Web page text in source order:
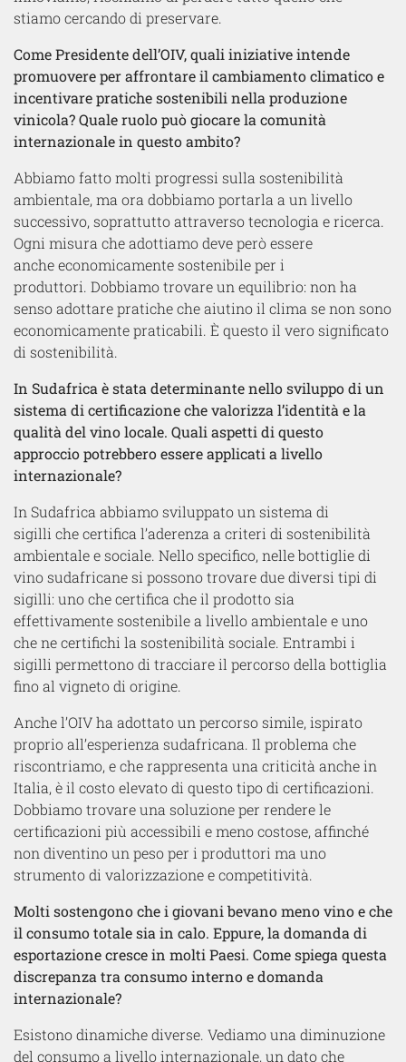
stiamo cercando di preservare.
Come Presidente dell’OIV, quali iniziative intende
promuovere per affrontare il cambiamento climatico e
incentivare pratiche sostenibili nella produzione
vinicola? Quale ruolo può giocare la comunità
internazionale in questo ambito?
Abbiamo fatto molti progressi sulla sostenibilità
ambientale, ma ora dobbiamo portarla a un livello
successivo, soprattutto attraverso tecnologia e ricerca.
Ogni misura che adottiamo deve però essere
anche economicamente sostenibile per i
produttori. Dobbiamo trovare un equilibrio: non ha
senso adottare pratiche che aiutino il clima se non sono
economicamente praticabili. È questo il vero significato
di sostenibilità.
In Sudafrica è stata determinante nello sviluppo di un
sistema di certificazione che valorizza l’identità e la
qualità del vino locale. Quali aspetti di questo
approccio potrebbero essere applicati a livello
internazionale?
In Sudafrica abbiamo sviluppato un sistema di
sigilli che certifica l’aderenza a criteri di sostenibilità
ambientale e sociale. Nello specifico, nelle bottiglie di
vino sudafricane si possono trovare due diversi tipi di
sigilli: uno che certifica che il prodotto sia
effettivamente sostenibile a livello ambientale e uno
che ne certifichi la sostenibilità sociale. Entrambi i
sigilli permettono di tracciare il percorso della bottiglia
fino al vigneto di origine.
Anche l’OIV ha adottato un percorso simile, ispirato
proprio all’esperienza sudafricana. Il problema che
riscontriamo, e che rappresenta una criticità anche in
Italia, è il costo elevato di questo tipo di certificazioni.
Dobbiamo trovare una soluzione per rendere le
certificazioni più accessibili e meno costose, affinché
non diventino un peso per i produttori ma uno
strumento di valorizzazione e competitività.
Molti sostengono che i giovani bevano meno vino e che
il consumo totale sia in calo. Eppure, la domanda di
esportazione cresce in molti Paesi. Come spiega questa
discrepanza tra consumo interno e domanda
internazionale?
Esistono dinamiche diverse. Vediamo una diminuzione
del consumo a livello internazionale, un dato che